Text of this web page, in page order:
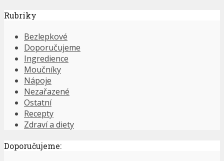
Rubriky
Bezlepkové
Doporučujeme
Ingredience
Moučníky
Nápoje
Nezařazené
Ostatní
Recepty
Zdraví a diety
Doporučujeme: